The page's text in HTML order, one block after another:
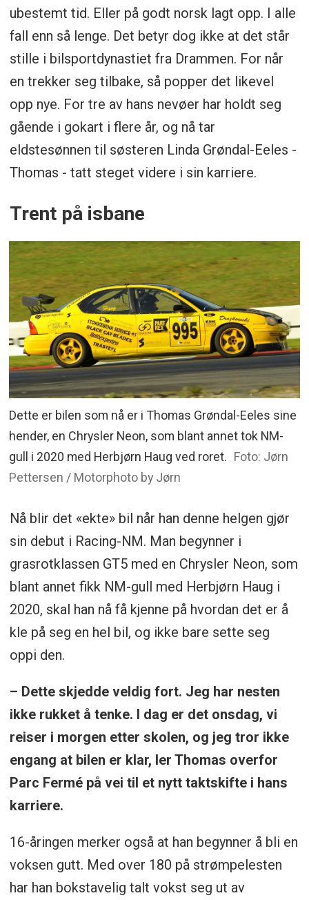
ubestemt tid. Eller på godt norsk lagt opp. I alle
fall enn så lenge. Det betyr dog ikke at det står
stille i bilsportdynastiet fra Drammen. For når
en trekker seg tilbake, så popper det likevel
opp nye. For tre av hans nevøer har holdt seg
gående i gokart i flere år, og nå tar
eldstesønnen til søsteren Linda Grøndal-Eeles -
Thomas - tatt steget videre i sin karriere.
Trent på isbane
Dette er bilen som nå er i Thomas Grøndal-Eeles sine
hender, en Chrysler Neon, som blant annet tok NM-
gull i 2020 med Herbjørn Haug ved roret. Foto: Jørn
Pettersen / Motorphoto by Jørn
Nå blir det «ekte» bil når han denne helgen gjør
sin debut i Racing-NM. Man begynner i
grasrotklassen GT5 med en Chrysler Neon, som
blant annet fikk NM-gull med Herbjørn Haug i
2020, skal han nå få kjenne på hvordan det er å
kle på seg en hel bil, og ikke bare sette seg
oppi den.
– Dette skjedde veldig fort. Jeg har nesten
ikke rukket å tenke. I dag er det onsdag, vi
reiser i morgen etter skolen, og jeg tror ikke
engang at bilen er klar, ler Thomas overfor
Parc Fermé på vei til et nytt taktskifte i hans
karriere.
16-åringen merker også at han begynner å bli en
voksen gutt. Med over 180 på strømpelesten
har han bokstavelig talt vokst seg ut av